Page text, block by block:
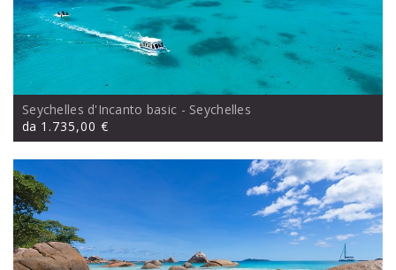
Seychelles d'Incanto basic - Seychelles
da 1.735,00 €